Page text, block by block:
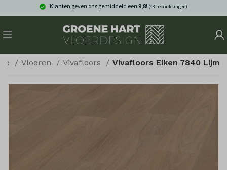
Klanten geven ons gemiddeld een 9,8! (98 beoordelingen)
Vloeren Vivafloors Vivafloors Eiken 7840 Lijm